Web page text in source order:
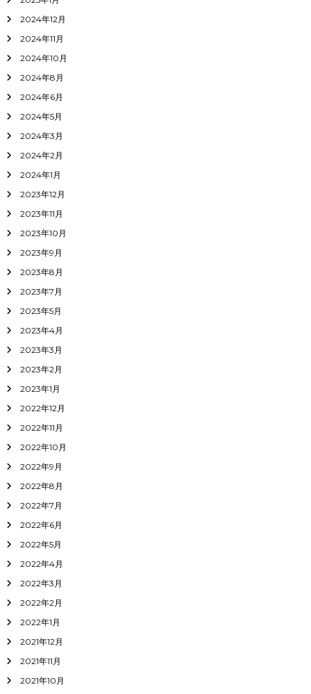
2024年12月
2024年11月
2024年10月
2024年8月
2024年6月
2024年5月
2024年3月
2024年2月
2024年1月
2023年12月
2023年11月
2023年10月
2023年9月
2023年8月
2023年7月
2023年5月
2023年4月
2023年3月
2023年2月
2023年1月
2022年12月
2022年11月
2022年10月
2022年9月
2022年8月
2022年7月
2022年6月
2022年5月
2022年4月
2022年3月
2022年2月
2022年1月
2021年12月
2021年11月
2021年10月